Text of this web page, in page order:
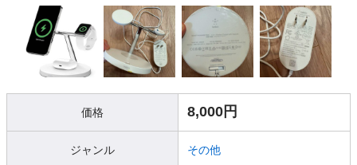
価格 8,000円
ジャンル その他